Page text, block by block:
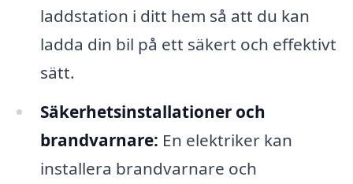
laddstation i ditt hem så att du kan
ladda din bil på ett säkert och effektivt
sätt.
Säkerhetsinstallationer och
brandvarnare: En elektriker kan
installera brandvarnare och